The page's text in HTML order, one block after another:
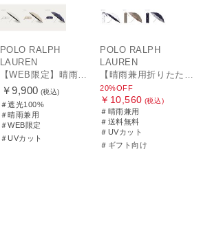
POLO RALPH
LAUREN
￥9,900 (税込)
＃遮光100%
＃晴雨兼用
＃WEB限定
＃UVカット
POLO RALPH
LAUREN
20%OFF
￥10,560 (税込)
＃晴雨兼用
＃送料無料
＃UVカット
＃ギフト向け